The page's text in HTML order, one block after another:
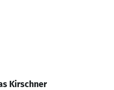
Kirschner